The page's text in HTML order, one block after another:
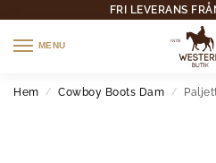
FRI LEVERANS
MENU
Hem / Cowboy Boots Dam /